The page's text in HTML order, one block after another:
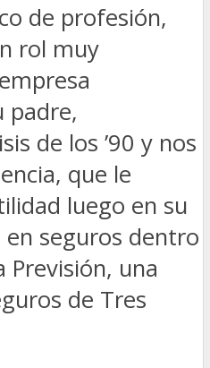
de profesión,
rol muy
padre,
de los ’90 y nos
que le
luego en su
seguros dentro
Previsión, una
de Tres